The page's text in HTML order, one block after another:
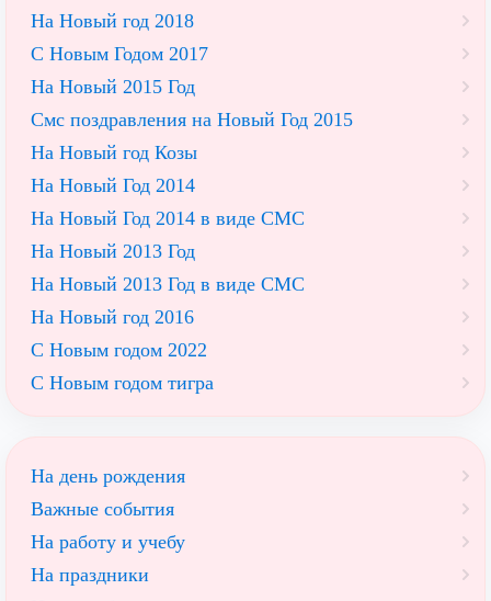
На Новый год 2018
С Новым Годом 2017
На Новый 2015 Год
Смс поздравления на Новый Год 2015
На Новый год Козы
На Новый Год 2014
На Новый Год 2014 в виде СМС
На Новый 2013 Год
На Новый 2013 Год в виде СМС
На Новый год 2016
С Новым годом 2022
С Новым годом тигра
На день рождения
Важные события
На работу и учебу
На праздники